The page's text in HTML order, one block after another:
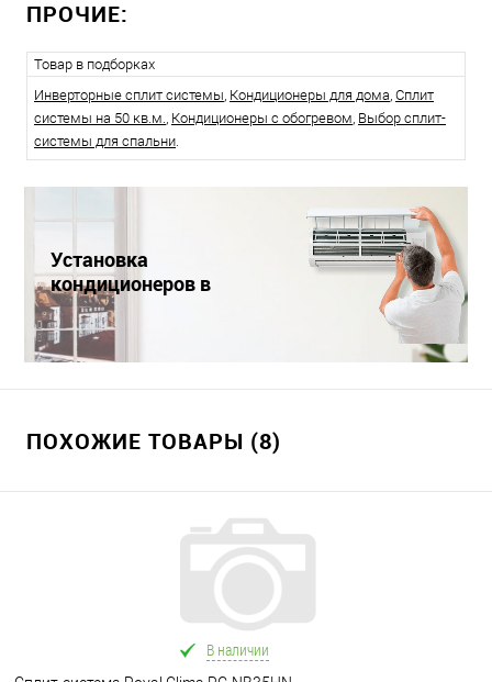
ПРОЧИЕ:
Товар в подборках
Инверторные сплит системы, Кондиционеры для дома, Сплит
системы на 50 кв.м., Кондиционеры с обогревом, Выбор сплит-
системы для спальни.
Установка
кондиционеров в
Краснодаре
ПОХОЖИЕ ТОВАРЫ (8)
В наличии